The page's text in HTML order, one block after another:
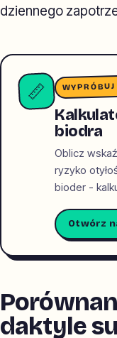
dziennego
📏
biodra
Oblicz
ryzyko
bioder -
Otwórz
daktyle